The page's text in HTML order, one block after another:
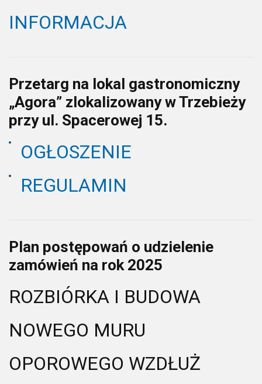
INFORMACJA
Przetarg na lokal gastronomiczny
„Agora” zlokalizowany w Trzebieży
przy ul. Spacerowej 15.
OGŁOSZENIE
REGULAMIN
Plan postępowań o udzielenie
zamówień na rok 2025
ROZBIÓRKA I BUDOWA
NOWEGO MURU
OPOROWEGO WZDŁUŻ